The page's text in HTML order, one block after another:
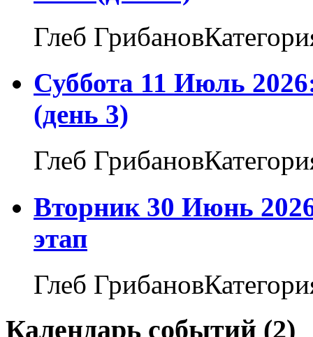
Глеб
Суббота 11 Июль
(день 3)
Глеб
Вторник 30 Июнь
этап
Глеб
Календарь событий (2)